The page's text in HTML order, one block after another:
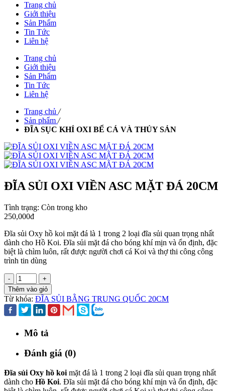
Trang chủ
Giới thiệu
Sản Phẩm
Tin Tức
Liên hệ
Trang chủ
Giới thiệu
Sản Phẩm
Tin Tức
Liên hệ
Trang chủ /
Sản phẩm /
ĐĨA SỤC KHÍ OXI BỂ CÁ VÀ THỦY SẢN
ĐĨA SỦI OXI VIỀN ASC MẶT ĐÁ 20CM
Tình trạng: Còn trong kho
250,000đ
Đĩa sủi Oxy hồ koi mặt đá là 1 trong 2 loại đĩa sủi quan trọng nhất
dành cho Hồ Koi. Đĩa sủi mặt đá cho bóng khí mịn và ổn định, đặc
biệt là chìm luôn, rất được người chơi cá Koi và thợ thi công công
trình tin dùng
-
+
Thêm vào giỏ
Từ khóa: ĐĨA SỦI BẰNG TRUNG QUỐC 20CM
Mô tả
Đánh giá (0)
Đĩa sủi Oxy hồ koi mặt đá là 1 trong 2 loại đĩa sủi quan trọng nhất
dành cho Hồ Koi. Đĩa sủi mặt đá cho bóng khí mịn và ổn định, đặc